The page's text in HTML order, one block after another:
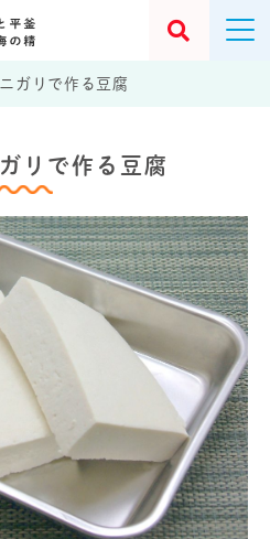
ガリで作る豆腐
リで作る豆腐